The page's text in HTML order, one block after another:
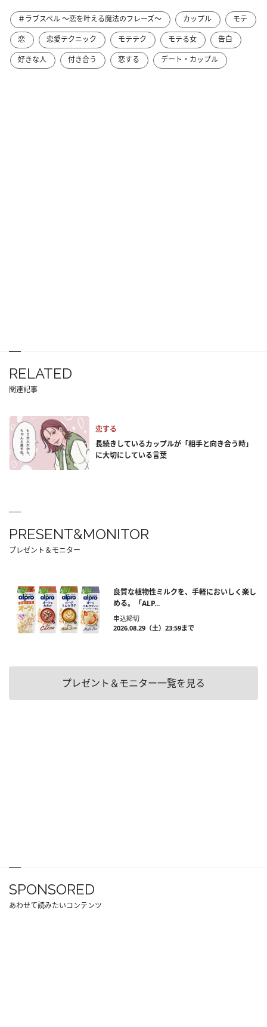
＃ラブスペル ～恋を叶える魔法のフレーズ～ カップル
モテ
恋
恋愛テクニック モテテク モテる女
告白
好きな人
付き合う 恋する デート・カップル
RELATED
関連記事
恋する
長続きしているカップルが「相手と向き合う時」
に大切にしている言葉
PRESENT&MONITOR
プレゼント＆モニター
良質な植物性ミルクを、手軽においしく楽し
める。「ALP...
申込締切
2026.08.29（土）23:59まで
プレゼント＆モニター一覧を見る
SPONSORED
あわせて読みたいコンテンツ